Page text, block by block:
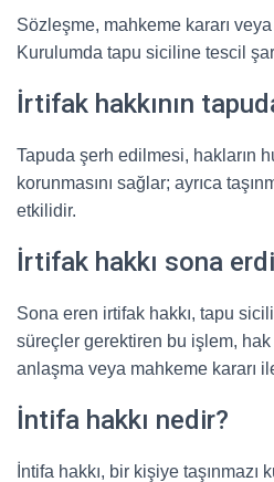
Sözleşme, mahkeme kararı
Kurulumda tapu siciline tescil
İrtifak hakkının
Tapuda şerh edilmesi, hakların
korunmasını sağlar; ayrıca
etkilidir.
İrtifak hakkı sona
Sona eren irtifak hakkı, tapu
süreçler gerektiren bu işlem, hak
anlaşma veya mahkeme kararı
İntifa hakkı nedir?
İntifa hakkı, bir kişiye taşınmazı